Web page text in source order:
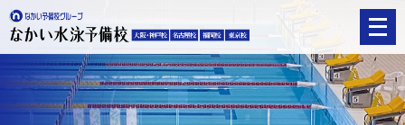
メ
ニ
ュ
ー
を
開
く